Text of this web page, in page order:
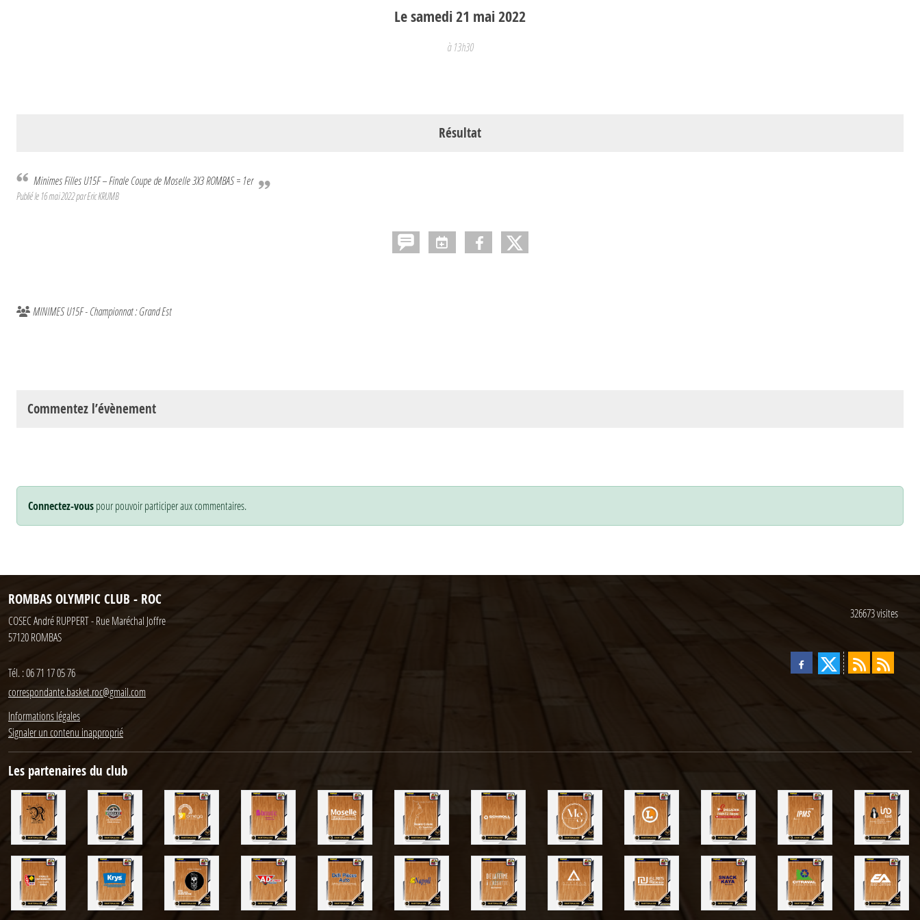
Lesamedi21 mai2022
à 13h30
Résultat
Minimes Filles U15F – Finale Coupe de Moselle 3X3 ROMBAS = 1er
Publié le 16 mai 2022par Eric KRUMB
MINIMES U15F - Championnat : Grand Est
Commentez l’évènement
Connectez-vouspour pouvoir participer aux commentaires.
ROMBAS OLYMPIC CLUB - ROC
COSEC André RUPPERT - Rue Maréchal Joffre
57120ROMBAS
Tél. :06 71 17 05 76
correspondante.basket.roc@gmail.com
Informations légales
Signaler un contenu inapproprié
326673visites
Les partenaires du club